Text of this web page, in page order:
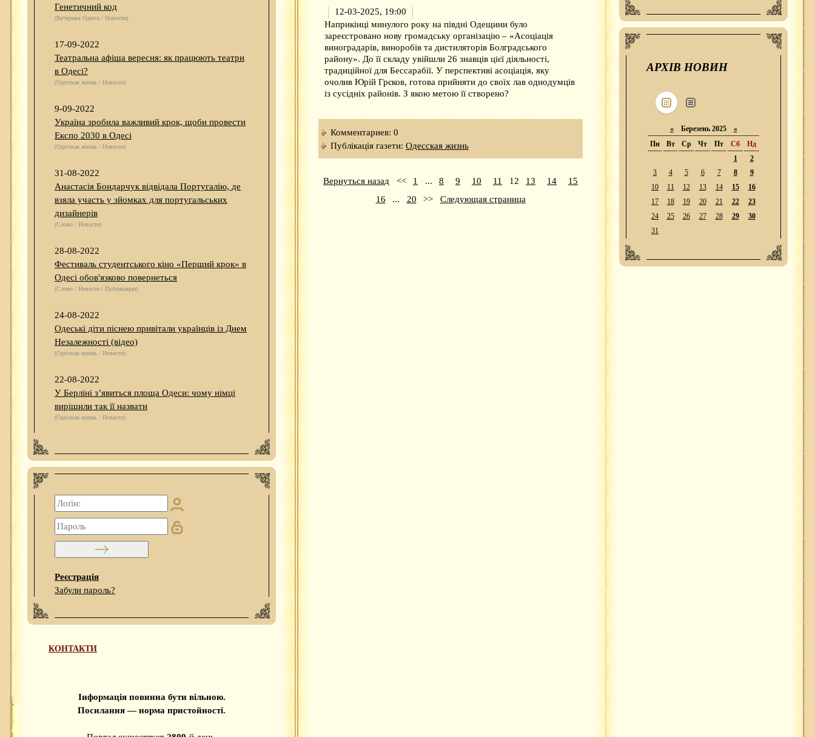
Генетичний код
(Вечерняя Одесса / Новости)
17-09-2022
Театральна афіша вересня: як працюють театри
в Одесі?
(Одесская жизнь / Новости)
9-09-2022
Україна зробила важливий крок, щоби провести
Експо 2030 в Одесі
(Одесская жизнь / Новости)
31-08-2022
Анастасія Бондарчук відвідала Португалію, де
взяла участь у зйомках для португальських
дизайнерів
(Слово / Новости)
28-08-2022
Фестиваль студентського кіно «Перший крок» в
Одесі обов'язково повернеться
(Слово / Новости / Публикации)
24-08-2022
Одеські діти піснею привітали українців із Днем
Незалежності (відео)
(Одесская жизнь / Новости)
22-08-2022
У Берліні з’явиться площа Одеси: чому німці
вирішили так її назвати
(Одесская жизнь / Новости)
Реєстрація
Забули пароль?
КОНТАКТИ
Інформація повинна бути вільною.
Посилання — норма пристойності.
12-03-2025, 19:00
Наприкінці минулого року на півдні Одещини було
зареєстровано нову громадську організацію – «Асоціація
виноградарів, виноробів та дистиляторів Болградського
району». До її складу увійшли 26 знавців цієї діяльності,
традиційної для Бессарабії. У перспективі асоціація, яку
очолив Юрій Грєков, готова прийняти до своїх лав однодумців
із сусідніх районів. З якою метою її створено?
Комментариев: 0
Публікація газети: Одесская жизнь
Вернуться назад << 1 ... 8 9 10 11 12 13 14
15
16
... 20 >> Следующая страница
АРХІВ НОВИН
«Березень 2025 »
Пн
Вт Ср Чт Пт Сб
Нд
1
2
3
4 5 6 7 8
9
10
11 12 13 14 15
16
17
18 19 20 21 22
23
24
25 26 27 28 29
30
31